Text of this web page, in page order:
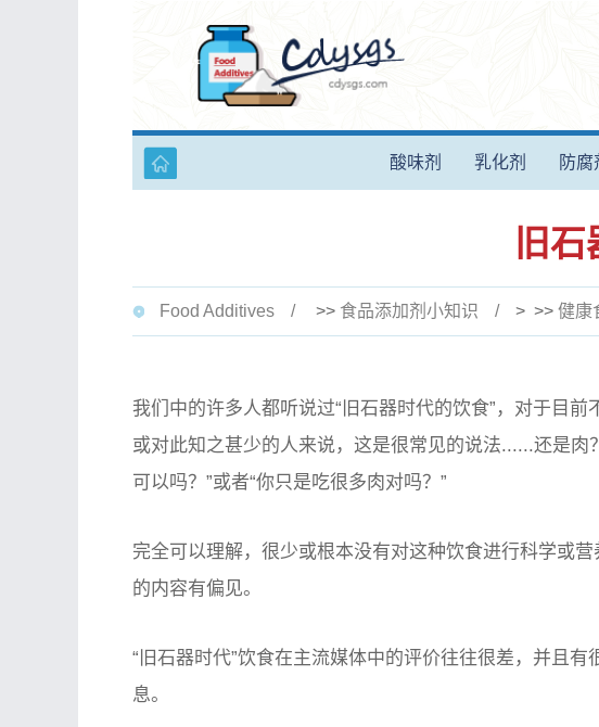
酸味剂 乳化剂 防腐
旧
Food Additives >> 食品添加剂小知识 > >> 健康
我们中的许多人都听说过“旧石器时代的饮食”，对于目前
或对此知之甚少的人来说，这是很常见的说法......还是肉
可以吗？”或者“你只是吃很多肉对吗？”
完全可以理解，很少或根本没有对这种饮食进行科学或
的内容有偏见。
“旧石器时代”饮食在主流媒体中的评价往往很差，并且
息。